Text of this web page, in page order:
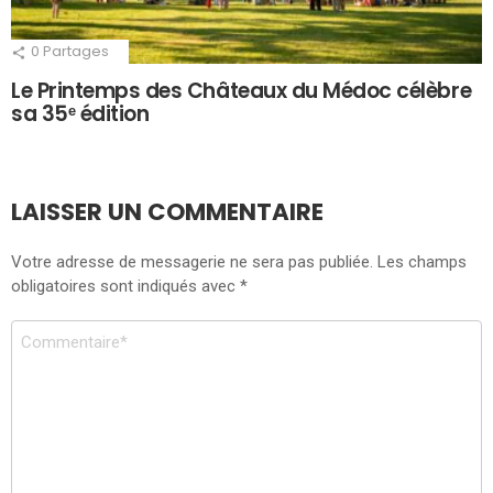
0 Partages
Le Printemps des Châteaux du Médoc célèbre
sa 35ᵉ édition
LAISSER UN COMMENTAIRE
Votre adresse de messagerie ne sera pas publiée. Les champs
obligatoires sont indiqués avec *
Commentaire